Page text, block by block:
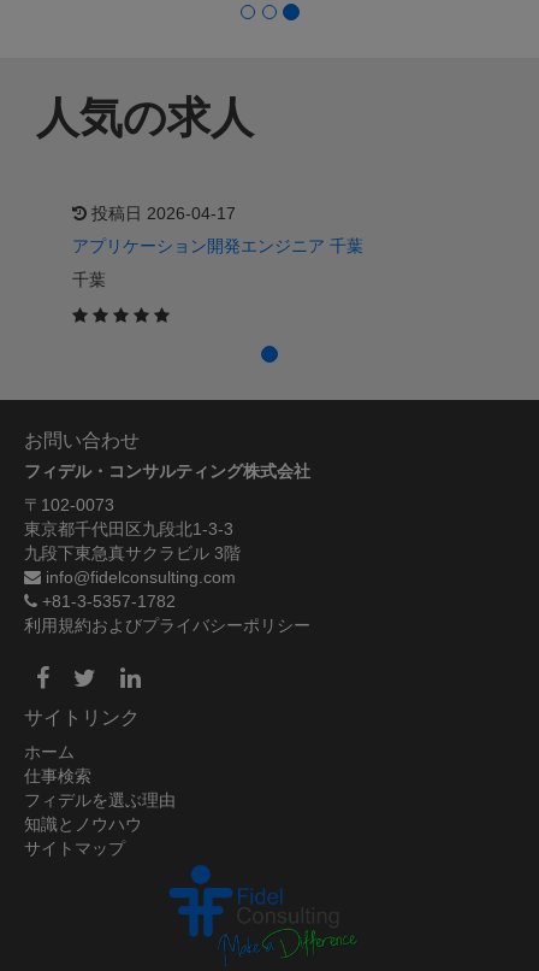
人気の求人
投稿日 2026-04-17
アプリケーション開発エンジニア 千葉
千葉
お問い合わせ
フィデル・コンサルティング株式会社
〒102-0073
東京都千代田区九段北1-3-3
九段下東急真サクラビル 3階
info@fidelconsulting.com
+81-3-5357-1782
利用規約およびプライバシーポリシー
サイトリンク
ホーム
仕事検索
フィデルを選ぶ理由
知識とノウハウ
サイトマップ